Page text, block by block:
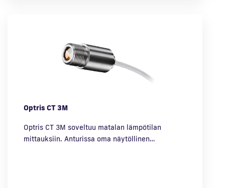
Optris CT 3M
Optris CT 3M soveltuu matalan lämpötilan
mittauksiin. Anturissa oma näytöllinen…